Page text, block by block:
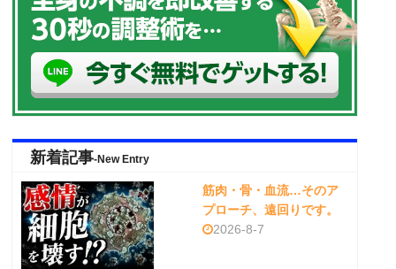
新着記事-New Entry
筋肉・骨・血流…そのア
プローチ、遠回りです。
2026-8-7